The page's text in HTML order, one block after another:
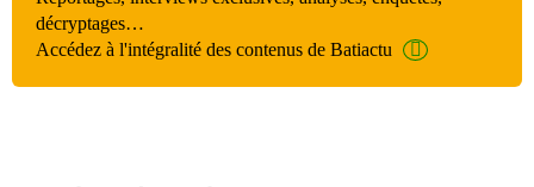
décryptages…
Accédez à l'intégralité des contenus de Batiactu